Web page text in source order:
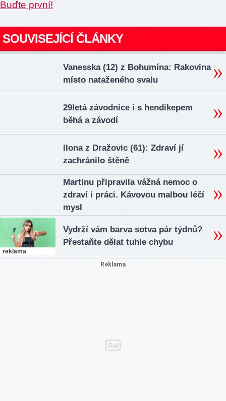
Buďte první!
SOUVISEJÍCÍ ČLÁNKY
Vanesska (12) z Bohumína: Rakovina
místo nataženého svalu
29letá závodnice i s hendikepem
běhá a závodí
Ilona z Dražovic (61): Zdraví jí
zachránilo štěně
Martinu připravila vážná nemoc o
zdraví i práci. Kávovou malbou léčí
mysl
reklama
Vydrží vám barva sotva pár týdnů?
Přestaňte dělat tuhle chybu